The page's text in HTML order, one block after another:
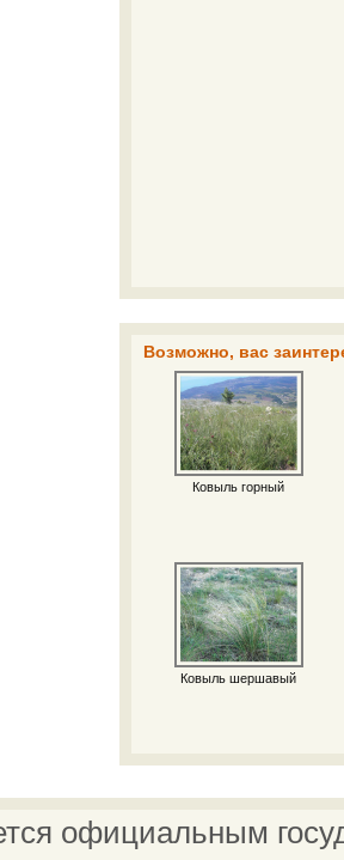
Возможно, вас
Ковыль горный
Ковыль шершавый
официальным